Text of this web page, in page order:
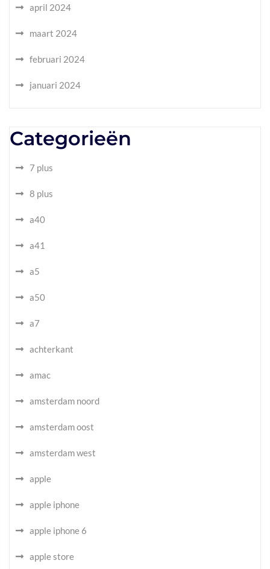
april 2024
maart 2024
februari 2024
januari 2024
Categorieën
7 plus
8 plus
a40
a41
a5
a50
a7
achterkant
amac
amsterdam noord
amsterdam oost
amsterdam west
apple
apple iphone
apple iphone 6
apple store